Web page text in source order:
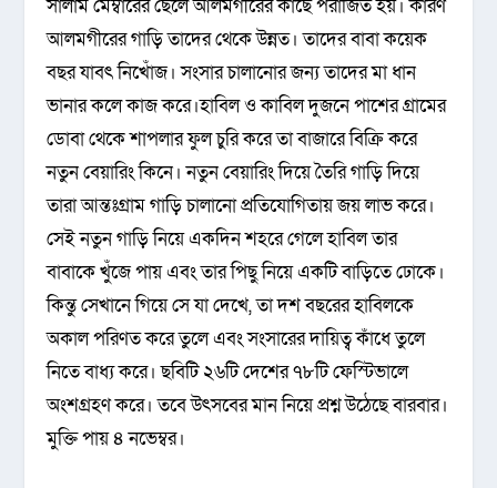
সালাম মেম্বারের ছেলে আলমগীরের কাছে পরাজিত হয়। কারণ
আলমগীরের গাড়ি তাদের থেকে উন্নত। তাদের বাবা কয়েক
বছর যাবৎ নিখোঁজ। সংসার চালানোর জন্য তাদের মা ধান
ভানার কলে কাজ করে।হাবিল ও কাবিল দুজনে পাশের গ্রামের
ডোবা থেকে শাপলার ফুল চুরি করে তা বাজারে বিক্রি করে
নতুন বেয়ারিং কিনে। নতুন বেয়ারিং দিয়ে তৈরি গাড়ি দিয়ে
তারা আন্তঃগ্রাম গাড়ি চালানো প্রতিযোগিতায় জয় লাভ করে।
সেই নতুন গাড়ি নিয়ে একদিন শহরে গেলে হাবিল তার
বাবাকে খুঁজে পায় এবং তার পিছু নিয়ে একটি বাড়িতে ঢোকে।
কিন্তু সেখানে গিয়ে সে যা দেখে, তা দশ বছরের হাবিলকে
অকাল পরিণত করে তুলে এবং সংসারের দায়িত্ব কাঁধে তুলে
নিতে বাধ্য করে। ছবিটি ২৬টি দেশের ৭৮টি ফেস্টিভালে
অংশগ্রহণ করে। তবে উৎসবের মান নিয়ে প্রশ্ন উঠেছে বারবার।
মুক্তি পায় ৪ নভেম্বর।